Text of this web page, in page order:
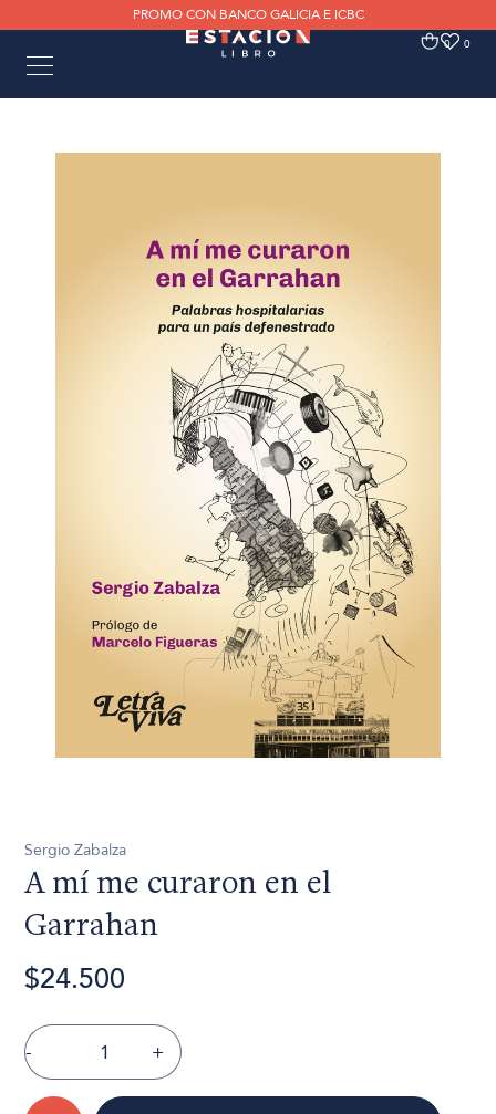
PROMO CON BANCO GALICIA E ICBC
0 0
Sergio Zabalza
A mí me curaron en el
Garrahan
$24.500
- +